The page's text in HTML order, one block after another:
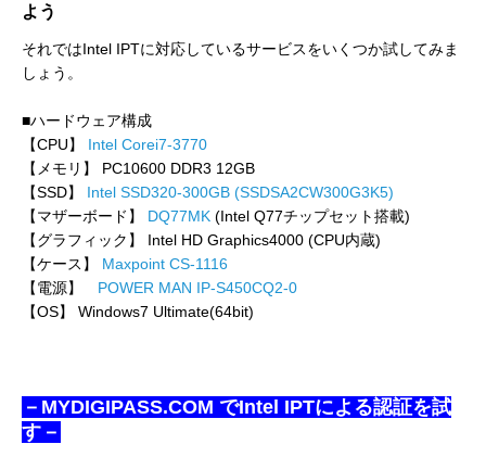
よう
それではIntel IPTに対応しているサービスをいくつか試してみま
しょう。
■ハードウェア構成
【CPU】 Intel Corei7-3770
【メモリ】 PC10600 DDR3 12GB
【SSD】 Intel SSD320-300GB (SSDSA2CW300G3K5)
【マザーボード】 DQ77MK (Intel Q77チップセット搭載)
【グラフィック】 Intel HD Graphics4000 (CPU内蔵)
【ケース】 Maxpoint CS-1116
【電源】 POWER MAN IP-S450CQ2-0
【OS】 Windows7 Ultimate(64bit)
－MYDIGIPASS.COM でIntel IPTによる認証を試
す－